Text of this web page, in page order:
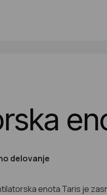
delovanje
enota Taris je